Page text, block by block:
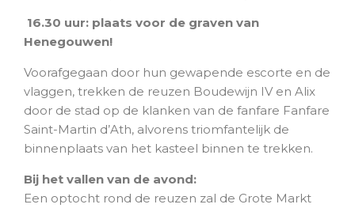
16.30 uur: plaats voor de graven van
Henegouwen!
Voorafgegaan door hun gewapende escorte en de
vlaggen, trekken de reuzen Boudewijn IV en Alix
door de stad op de klanken van de fanfare Fanfare
Saint-Martin d’Ath, alvorens triomfantelijk de
binnenplaats van het kasteel binnen te trekken.
Bij het vallen van de avond:
Een optocht rond de reuzen zal de Grote Markt